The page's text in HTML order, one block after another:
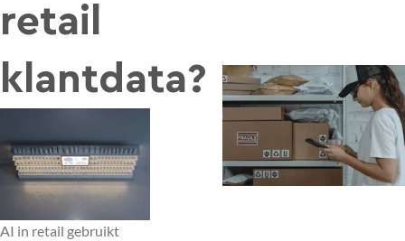
retail
klantdata?
AI in retail gebruikt